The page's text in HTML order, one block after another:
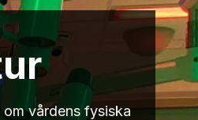
vårdens fysiska